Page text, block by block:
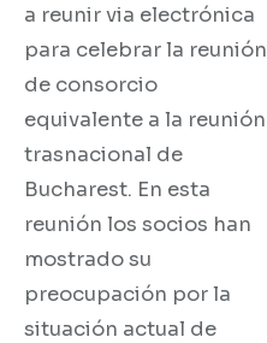
a reunir via electrónica
para celebrar la reunión
de consorcio
equivalente a la reunión
trasnacional de
Bucharest. En esta
reunión los socios han
mostrado su
preocupación por la
situación actual de